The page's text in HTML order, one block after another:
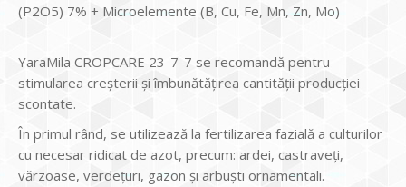
(P2O5) 7% + Microelemente (B, Cu, Fe, Mn, Zn, Mo)
YaraMila CROPCARE 23-7-7 se recomandă pentru
stimularea creșterii și îmbunătățirea cantității producției
scontate.
În primul rând, se utilizează la fertilizarea fazială a culturilor
cu necesar ridicat de azot, precum: ardei, castraveți,
vărzoase, verdețuri, gazon și arbuști ornamentali.